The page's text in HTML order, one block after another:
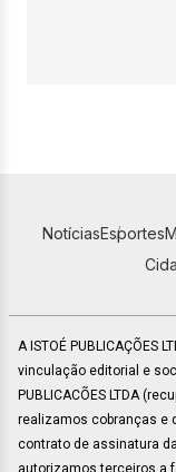
NotíciasEsportes
A ISTOÉ PUBLICAÇÕES
vinculação editorial e
PUBLICACÕES LTDA
realizamos cobranças e
contrato de assinatura
autorizamos terceiros a